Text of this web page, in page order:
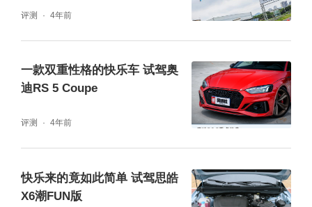
的纯电续航满足5天左右的市内通勤基本没有
备PHEV热泵系统，可在低温环境下提前预
暖，从而降低用电能耗。大部分市区场景，这
台唐DM-p都会采用纯电模式，不仅相当的安
静驾驶感受也非常轻快，即便是多人出行也不
会出现那种“肉”的感觉。
评测 4年前
一款双重性格的快乐车 试驾奥
迪RS 5 Coupe
评测 4年前
快乐来的竟如此简单 试驾思皓
X6潮FUN版